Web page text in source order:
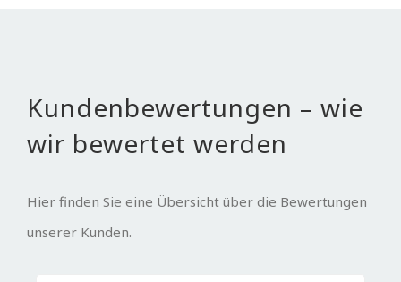
Kundenbewertungen – wie
wir bewertet werden
Hier finden Sie eine Übersicht über die Bewertungen
unserer Kunden.